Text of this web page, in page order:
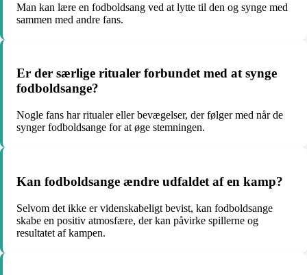
Man kan lære en fodboldsang ved at lytte til den og synge med
sammen med andre fans.
Er der særlige ritualer forbundet med at synge
fodboldsange?
Nogle fans har ritualer eller bevægelser, der følger med når de
synger fodboldsange for at øge stemningen.
Kan fodboldsange ændre udfaldet af en kamp?
Selvom det ikke er videnskabeligt bevist, kan fodboldsange
skabe en positiv atmosfære, der kan påvirke spillerne og
resultatet af kampen.